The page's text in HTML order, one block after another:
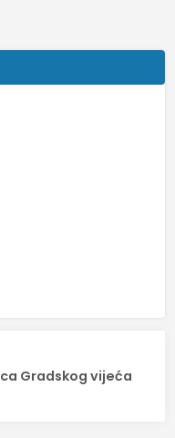
Gradskog vijeća